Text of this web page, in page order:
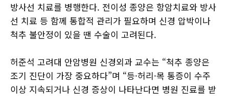
방사선 치료를 병행한다. 전이성 종양은 항암치료와 방사
선 치료 등 함께 통합적 관리가 필요하며 신경 압박이나
척추 불안정이 있을 땐 수술이 고려된다.
허준석 고려대 안암병원 신경외과 교수는 “척추 종양은
조기 진단이 가장 중요하다”며 “등·허리·목 통증이 수주
이상 지속되거나 신경 증상이 나타난다면 병원 진료를 받